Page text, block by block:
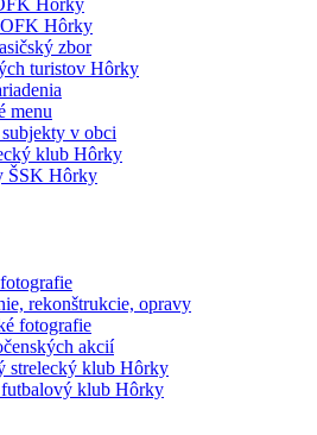
Hôrky
Hôrky
zbor
turistov Hôrky
menu
v obci
klub Hôrky
ŠSK Hôrky
rekonštrukcie, opravy
fotografie
akcií
strelecký klub Hôrky
klub Hôrky